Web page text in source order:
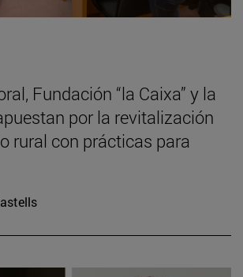
Fundación “la Caixa” y la
por la revitalización
rural con prácticas para